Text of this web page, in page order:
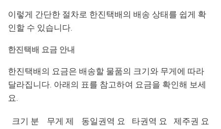
이렇게 간단한 절차로 한진택배의 배송 상태를 쉽게 확
인할 수 있습니다.
한진택배 요금 안내
한진택배의 요금은 배송할 물품의 크기와 무게에 따라
달라집니다. 아래의 표를 참고하여 요금을 확인해 보세
요.
크기 분
무게 제
동일권역 요
타권역 요
제주권 요